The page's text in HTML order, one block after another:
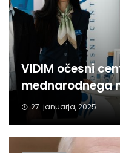
VIDIM očesni
mednarodnega
27. januarja, 2025